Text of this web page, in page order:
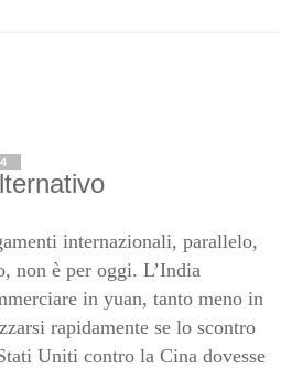
internazionali, parallelo,
non è per oggi. L’India
in yuan, tanto meno in
rapidamente se lo scontro
Uniti contro la Cina dovesse